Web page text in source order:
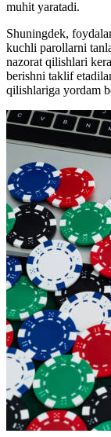
muhit yaratadi.
Shuningdek,
kuchli parollarni
nazorat qilishlari
berishni taklif
qilishlariga yordam